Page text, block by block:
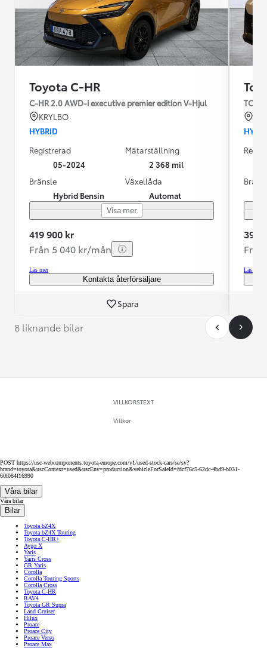
Toyota C-HR
C-HR 2.0 AWD-i executive premier edition V-Hjul
KRYLBO
HYBRID
Registrerad
05-2024
Mätarställning
2 368 mil
Bränsle
Hybrid Bensin
Växellåda
Automat
Visa mer
419 900 kr
Från 5 040 kr/mån
Läs mer
Kontakta återförsäljare
Spara
399
Läs mer
8 liknande bilar
VILLKORSTEXT
Villkor
POST https://usc-webcomponents.toyota-europe.com/v1/used-stock-cars/se/sv?
brand=toyota&uscContext=used&uscEnv=production&vehicleForSaleId=fdcf76c5-62dc-4bd9-b031-
60f084f16990
Våra bilar
Våra bilar
Bilar
Toyota bZ4X
Toyota bZ4X Touring
Toyota C-HR+
Aygo X
Yaris
Yaris Cross
GR Yaris
Corolla
Corolla Touring Sports
Corolla Cross
Toyota C-HR
RAV4
Toyota GR Supra
Land Cruiser
Hilux
Proace
Proace City
Proace Verso
Proace Max